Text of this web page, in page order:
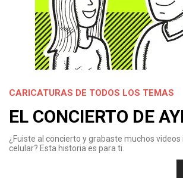
CARICATURAS DE TODOS LOS TEMAS
EL CONCIERTO DE
¿Fuiste al concierto y grabaste muchos
celular? Esta historia es para ti.